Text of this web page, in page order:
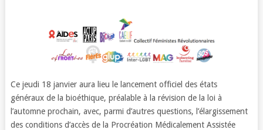
Ce jeudi 18 janvier aura lieu le lancement officiel des états
généraux de la bioéthique, préalable à la révision de la loi à
l’automne prochain, avec, parmi d’autres questions, l’élargissement
des conditions d’accès de la Procréation Médicalement Assistée